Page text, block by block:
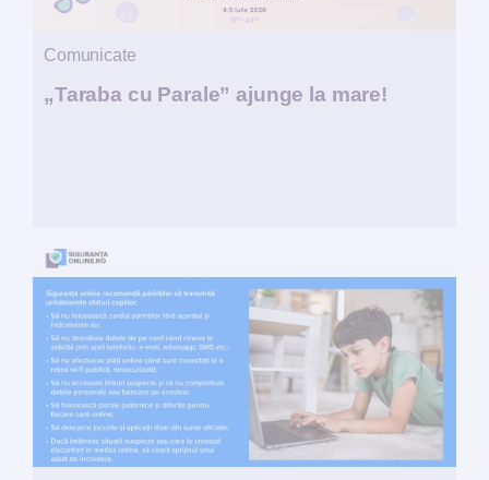
Comunicate
„Taraba cu Parale” ajunge la mare!